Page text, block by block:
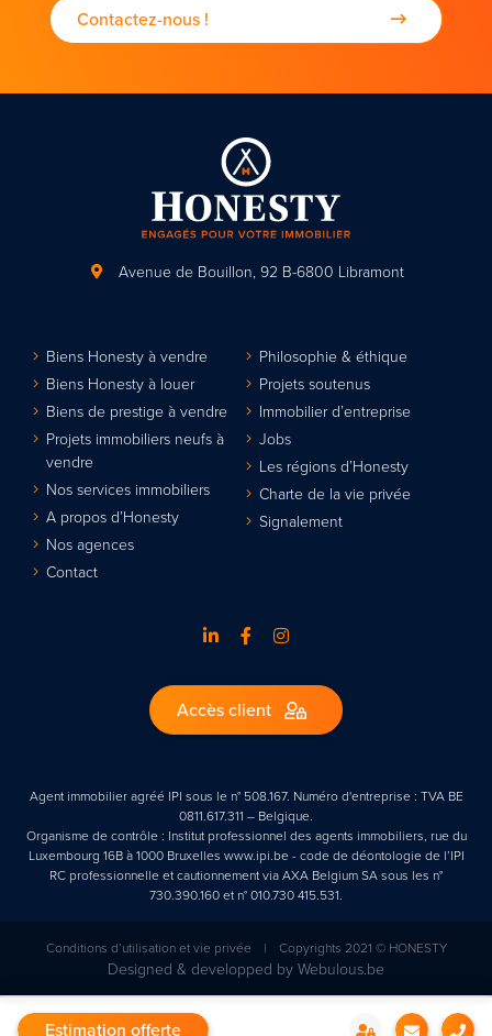
Contactez-nous !
Avenue de Bouillon, 92 B-6800 Libramont
Biens Honesty à vendre
Biens Honesty à louer
Biens de prestige à vendre
Projets immobiliers neufs à
vendre
Nos services immobiliers
A propos d’Honesty
Nos agences
Contact
Philosophie & éthique
Projets soutenus
Immobilier d’entreprise
Jobs
Les régions d’Honesty
Charte de la vie privée
Signalement
Accès client
Agent immobilier agréé IPI sous le n° 508.167. Numéro d'entreprise : TVA BE
0811.617.311 – Belgique.
Organisme de contrôle : Institut professionnel des agents immobiliers, rue du
Luxembourg 16B à 1000 Bruxelles www.ipi.be - code de déontologie de l’IPI
RC professionnelle et cautionnement via AXA Belgium SA sous les n°
730.390.160 et n° 010.730 415.531.
Conditions d’utilisation et vie privée | Copyrights 2021 © HONESTY
Designed & developped byWebulous.be
Estimation offerte